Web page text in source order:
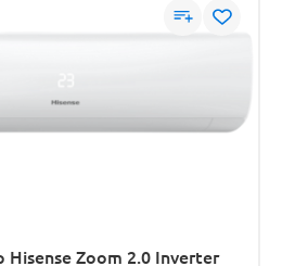
Hisense Zoom 2.0 Inverter